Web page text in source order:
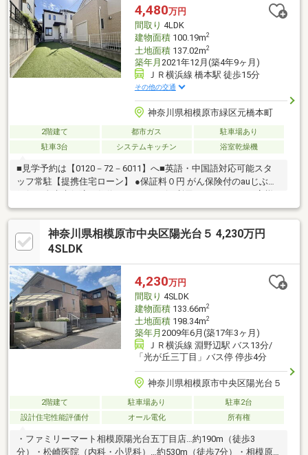
4,480万円
間取り 4LDK
建物面積100.19m2
土地面積137.02m2
築年月 2021年12月(築4年9ヶ月)
ＪＲ横浜線 橋本駅 徒歩15分
その他の交通
神奈川県相模原市緑区元橋本町
2階建て 都市ガス
駐車場あり
駐車3台
システムキッチン 浴室乾燥機
■見学予約は【0120－72－6011】へ■英語・中国語対応可能スタ
ッフ常駐【提携住宅ローン】 ●保証料０円 がん保険付のauじぶん
からのお言葉に感謝してこれからも楽しく素敵なお家探しをお約
束します。お家探しを始めてみようと思われたらまずは、お気軽
に東宝ハウス町田に相談してみませんか？何も決まっていなくて
大丈夫！まずはお客様の夢をお聞かせください！お問合せをお待
神奈川県相模原市中央区陽光台５ 4,230万円
4SLDK
4,230万円
間取り 4SLDK
建物面積133.66m2
土地面積198.34m2
築年月 2009年6月(築17年3ヶ月)
ＪＲ横浜線 淵野辺駅 バス13分/
「光が丘三丁目」バス停 停歩4分
神奈川県相模原市中央区陽光台５
2階建て 駐車場あり
駐車2台
設計住宅性能評価付
オール電化 所有権
・ファミリーマート相模原陽光台五丁目店…約190m（徒歩3
分）・松崎医院（内科・小児科）…約530m（徒歩7分）・相模原